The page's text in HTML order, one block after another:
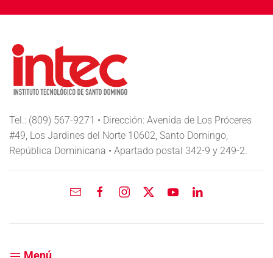
Tel.: (809) 567-9271 • Dirección: Avenida de Los Próceres
#49, Los Jardines del Norte 10602, Santo Domingo,
República Dominicana • Apartado postal 342-9 y 249-2.